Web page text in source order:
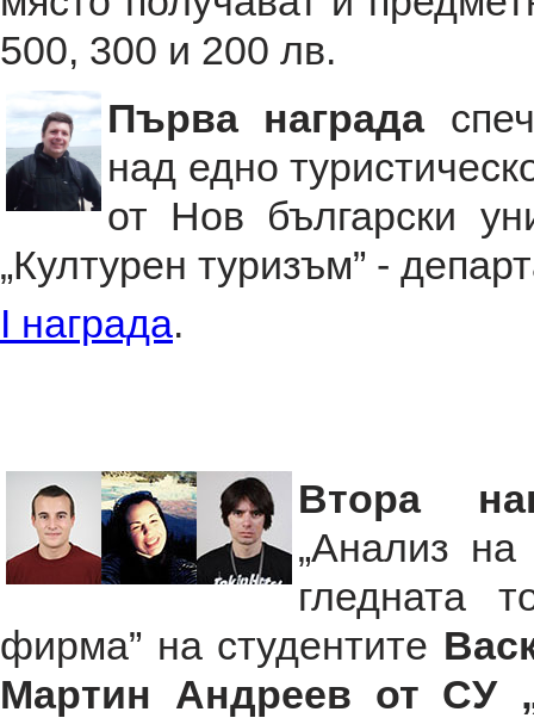
500, 300 и 200 лв.
Първа награда
над едно
от Нов български
„Културен туризъм” -
I награда.
Втора
„Анализ на
гледната
фирма” на студентите
Мартин Андреев от СУ